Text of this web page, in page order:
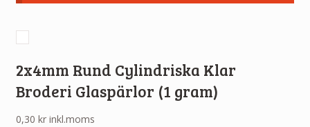
2x4mm Rund Cylindriska Klar
Broderi Glaspärlor (1 gram)
0,30 kr inkl.moms